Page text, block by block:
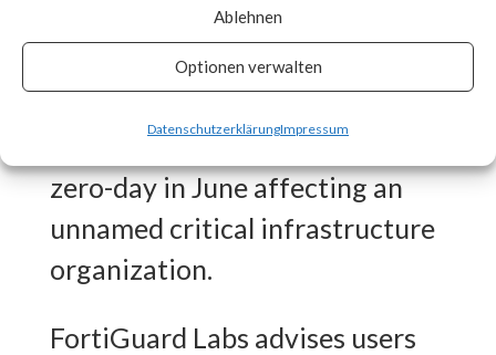
Ablehnen
Optionen verwalten
DatenschutzerklärungImpressum
Catalog on July 19th, 2023.
CISA released an advisory on
vulnerability was exploited as a
zero-day in June affecting an
unnamed critical infrastructure
organization.
FortiGuard Labs advises users